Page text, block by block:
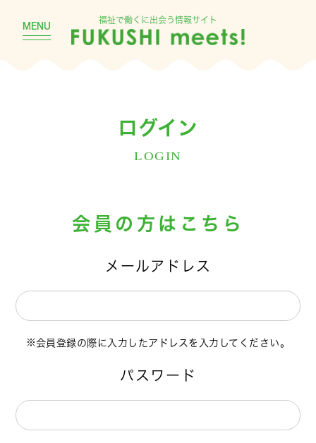
MENU
福祉で働くに出会う情報サイト
ログイン
LOGIN
会員の方はこちら
メールアドレス
会員登録の際に入力したアドレスを入力してください。
パスワード